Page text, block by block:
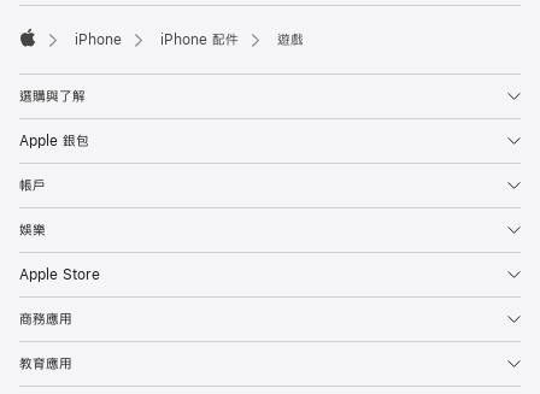
腳
iPhone iPhone 配件 遊戲
選購與了解
Apple 銀包
帳戶
娛樂
Apple Store
商務應用
教育應用